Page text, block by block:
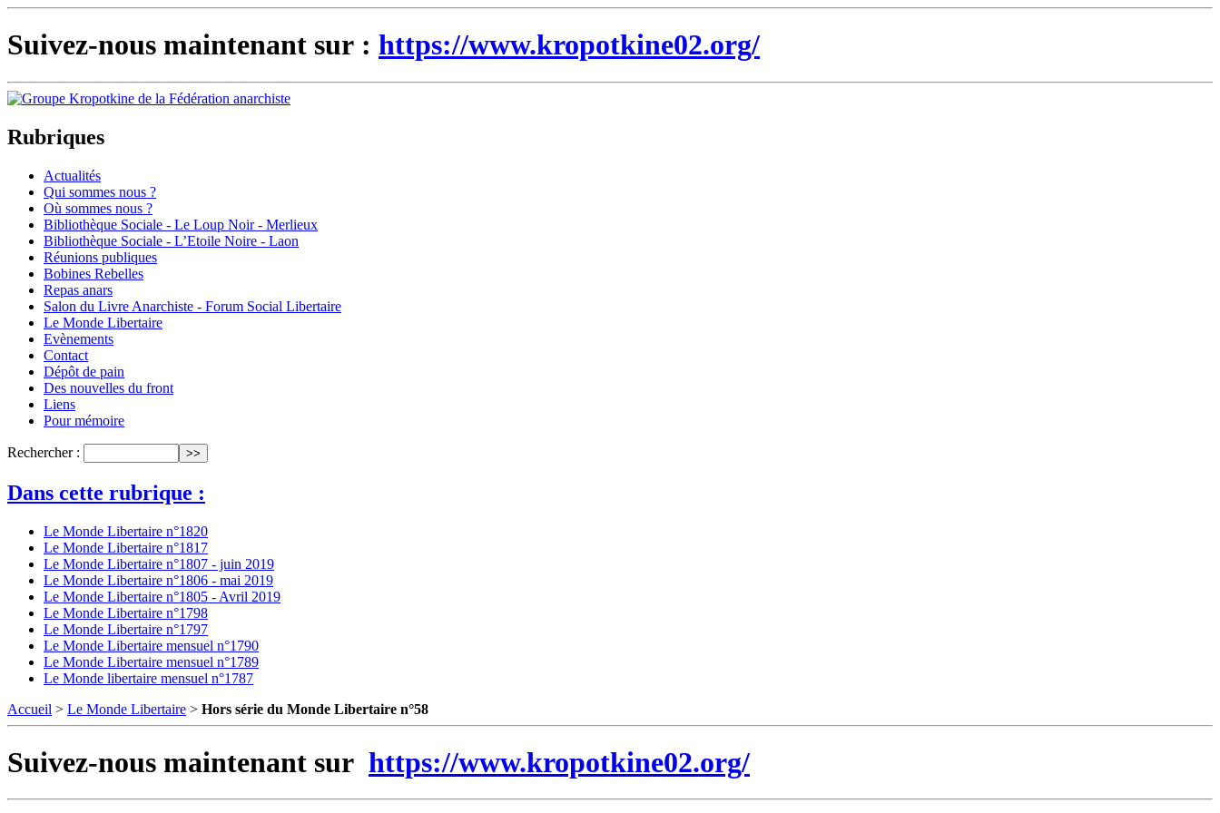
Suivez-nous maintenant sur : https://www.kropotkine02.org/
Rubriques
Actualités
Qui sommes nous ?
Où sommes nous ?
Bibliothèque Sociale - Le Loup Noir - Merlieux
Bibliothèque Sociale - L’Etoile Noire - Laon
Réunions publiques
Bobines Rebelles
Repas anars
Salon du Livre Anarchiste - Forum Social Libertaire
Le Monde Libertaire
Evènements
Contact
Dépôt de pain
Des nouvelles du front
Liens
Pour mémoire
Rechercher :
Dans cette rubrique :
Le Monde Libertaire n°1820
Le Monde Libertaire n°1817
Le Monde Libertaire n°1807 - juin 2019
Le Monde Libertaire n°1806 - mai 2019
Le Monde Libertaire n°1805 - Avril 2019
Le Monde Libertaire n°1798
Le Monde Libertaire n°1797
Le Monde Libertaire mensuel n°1790
Le Monde Libertaire mensuel n°1789
Le Monde libertaire mensuel n°1787
Accueil > Le Monde Libertaire > Hors série du Monde Libertaire n°58
Suivez-nous maintenant sur https://www.kropotkine02.org/